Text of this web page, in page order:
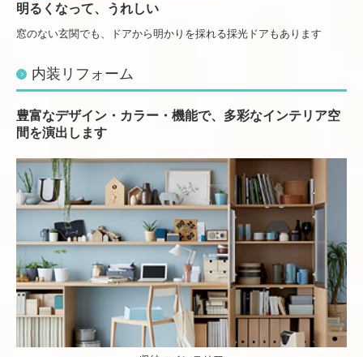
明るくなって、うれしい
窓のない玄関でも、ドアから明かりを採れる採光ドアもあります
内装リフォーム
豊富なデザイン・カラー・機能で、多彩なインテリア空
間を演出します